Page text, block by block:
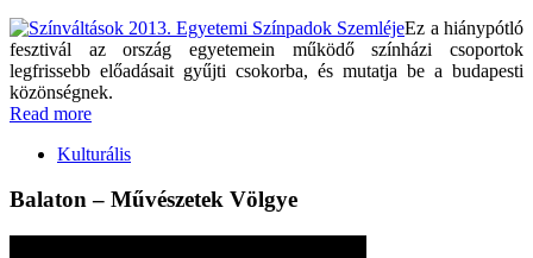
Ez a hiánypótló
fesztivál az ország egyetemein működő színházi csoportok
legfrissebb előadásait gyűjti csokorba, és mutatja be a budapesti
közönségnek.
Read more
Kulturális
Balaton – Művészetek Völgye